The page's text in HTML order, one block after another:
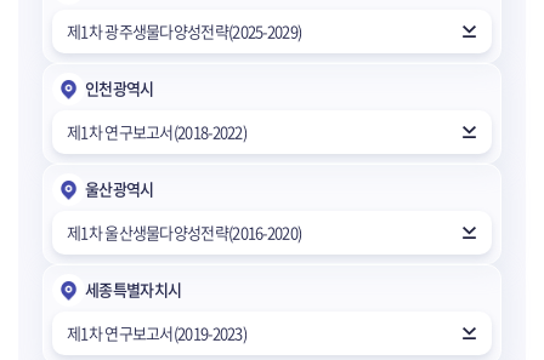
제1차 광주생물다양성전략(2025-2029)
인천광역시
제1차 연구보고서(2018-2022)
울산광역시
제1차 울산생물다양성전략(2016-2020)
세종특별자치시
제1차 연구보고서(2019-2023)